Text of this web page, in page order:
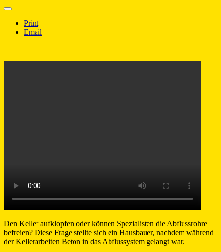
Print
Email
Den Keller aufklopfen oder können Spezialisten die Abflussrohre
befreien? Diese Frage stellte sich ein Hausbauer, nachdem während
der Kellerarbeiten Beton in das Abflussystem gelangt war.